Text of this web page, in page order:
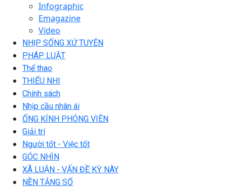
Infographic
Emagazine
Video
NHỊP SỐNG XỨ TUYÊN
PHÁP LUẬT
Thể thao
THIẾU NHI
Chính sách
Nhịp cầu nhân ái
ỐNG KÍNH PHÓNG VIÊN
Giải trí
Người tốt - Việc tốt
GÓC NHÌN
XÃ LUẬN - VẤN ĐỀ KỲ NÀY
NỀN TẢNG SỐ